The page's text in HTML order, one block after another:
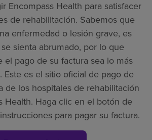
Encompass Health para satisfacer
de rehabilitación. Sabemos que
enfermedad o lesión grave, es
sienta abrumado, por lo que
el pago de su factura sea lo más
Este es el sitio oficial de pago de
de los hospitales de rehabilitación
Health. Haga clic en el botón de
para pagar su factura.